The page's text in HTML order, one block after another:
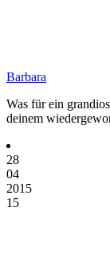
Barbara
Was für ein
deinem
28
04
2015
15